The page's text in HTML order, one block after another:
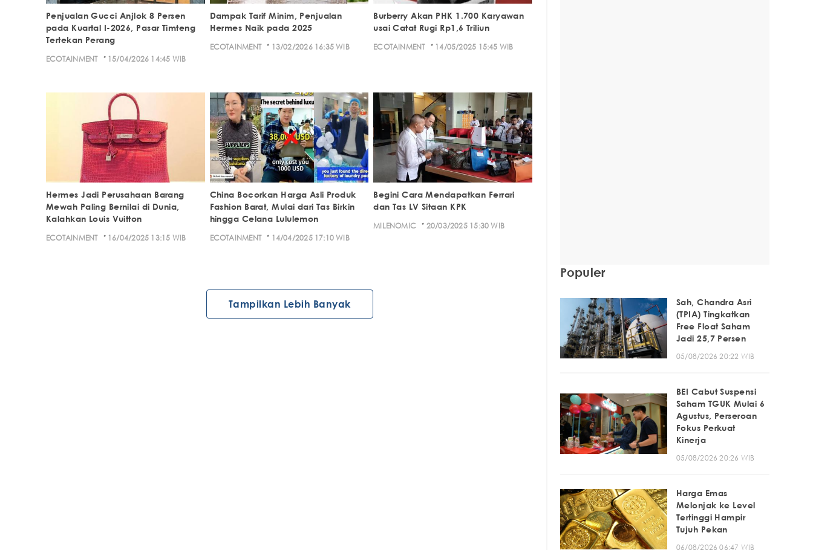
Penjualan Gucci Anjlok 8 Persen
pada Kuartal I-2026, Pasar Timteng
Tertekan Perang
ECOTAINMENT · 15/04/2026 14:45 WIB
Dampak Tarif Minim, Penjualan
Hermes Naik pada 2025
ECOTAINMENT · 13/02/2026 16:35 WIB
Burberry Akan PHK 1.700 Karyawan
usai Catat Rugi Rp1,6 Triliun
ECOTAINMENT · 14/05/2025 15:45 WIB
Hermes Jadi Perusahaan Barang
Mewah Paling Bernilai di Dunia,
Kalahkan Louis Vuitton
ECOTAINMENT · 16/04/2025 13:15 WIB
China Bocorkan Harga Asli Produk
Fashion Barat, Mulai dari Tas Birkin
hingga Celana Lululemon
ECOTAINMENT · 14/04/2025 17:10 WIB
Begini Cara Mendapatkan Ferrari
dan Tas LV Sitaan KPK
MILENOMIC · 20/03/2025 15:30 WIB
Tampilkan Lebih Banyak
Populer
Sah, Chandra Asri
(TPIA) Tingkatkan
Free Float Saham
Jadi 25,7 Persen
05/08/2026 20:22 WIB
BEI Cabut Suspensi
Saham TGUK Mulai 6
Agustus, Perseroan
Fokus Perkuat
Kinerja
05/08/2026 20:26 WIB
Harga Emas
Melonjak ke Level
Tertinggi Hampir
Tujuh Pekan
06/08/2026 06:47 WIB